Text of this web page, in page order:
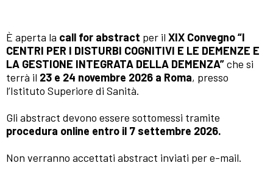
È aperta la call for abstract per il XIX Convegno “I
CENTRI PER I DISTURBI COGNITIVI E LE DEMENZE E
LA GESTIONE INTEGRATA DELLA DEMENZA”che si
terrà il 23 e 24 novembre 2026 a Roma, presso
l’Istituto Superiore di Sanità.
Gli abstract devono essere sottomessi tramite
procedura online entro il 7 settembre 2026.
Non verranno accettati abstract inviati per e-mail.